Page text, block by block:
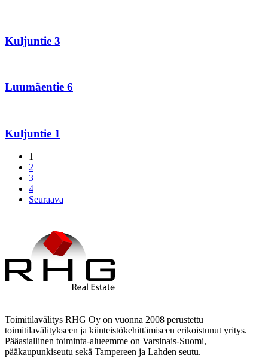
Kuljuntie 3
Luumäentie 6
Kuljuntie 1
1
2
3
4
Seuraava
Toimitilavälitys RHG Oy on vuonna 2008 perustettu
toimitilavälitykseen ja kiinteistökehittämiseen erikoistunut yritys.
Pääasiallinen toiminta-alueemme on Varsinais-Suomi,
pääkaupunkiseutu sekä Tampereen ja Lahden seutu.